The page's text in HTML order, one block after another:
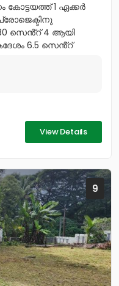
1 ഏക്കർ
സെൻ്റ് 4 ആയി
6.5 സെൻ്റ്
View Details
9